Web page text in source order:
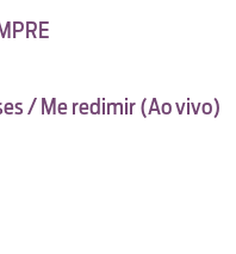
/ Me redimir (Ao vivo)